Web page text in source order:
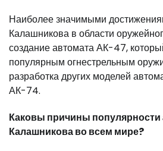
Наиболее значимыми
Калашникова в области
создание автомата АК-47,
популярным огнестрельным
разработка других моделей
АК-74.
Каковы причины популярности
Калашникова во всем мире?